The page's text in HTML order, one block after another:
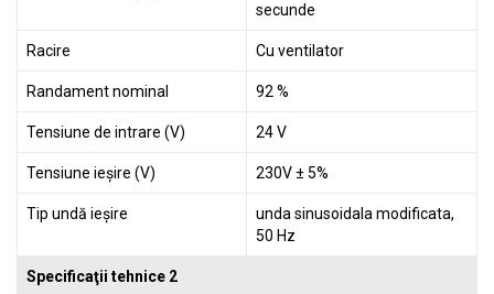
secunde
Racire Cu ventilator
Randament nominal 92 %
Tensiune de intrare (V) 24 V
Tensiune ieșire (V) 230V ± 5%
Tip undă ieșire
unda sinusoidala modificata,
50 Hz
Specificaţii tehnice 2